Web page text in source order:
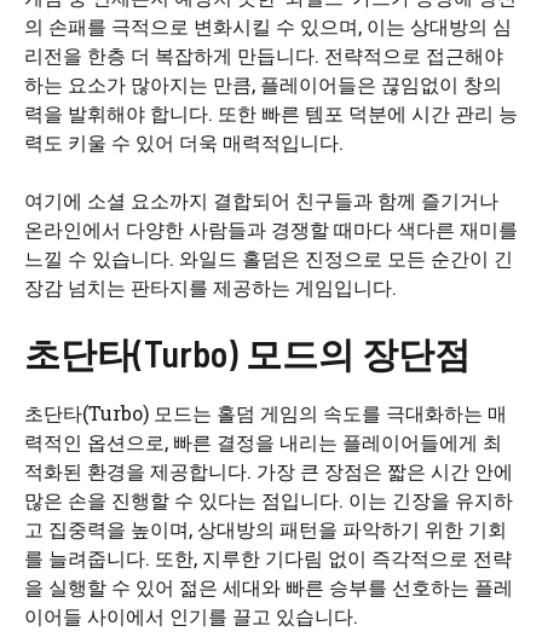
의 손패를 극적으로 변화시킬 수 있으며, 이는 상대방의 심
리전을 한층 더 복잡하게 만듭니다. 전략적으로 접근해야
하는 요소가 많아지는 만큼, 플레이어들은 끊임없이 창의
력을 발휘해야 합니다. 또한 빠른 템포 덕분에 시간 관리 능
력도 키울 수 있어 더욱 매력적입니다.
여기에 소셜 요소까지 결합되어 친구들과 함께 즐기거나
온라인에서 다양한 사람들과 경쟁할 때마다 색다른 재미를
느낄 수 있습니다. 와일드 홀덤은 진정으로 모든 순간이 긴
장감 넘치는 판타지를 제공하는 게임입니다.
초단타(Turbo) 모드의 장단점
초단타(Turbo) 모드는 홀덤 게임의 속도를 극대화하는 매
력적인 옵션으로, 빠른 결정을 내리는 플레이어들에게 최
적화된 환경을 제공합니다. 가장 큰 장점은 짧은 시간 안에
많은 손을 진행할 수 있다는 점입니다. 이는 긴장을 유지하
고 집중력을 높이며, 상대방의 패턴을 파악하기 위한 기회
를 늘려줍니다. 또한, 지루한 기다림 없이 즉각적으로 전략
을 실행할 수 있어 젊은 세대와 빠른 승부를 선호하는 플레
이어들 사이에서 인기를 끌고 있습니다.